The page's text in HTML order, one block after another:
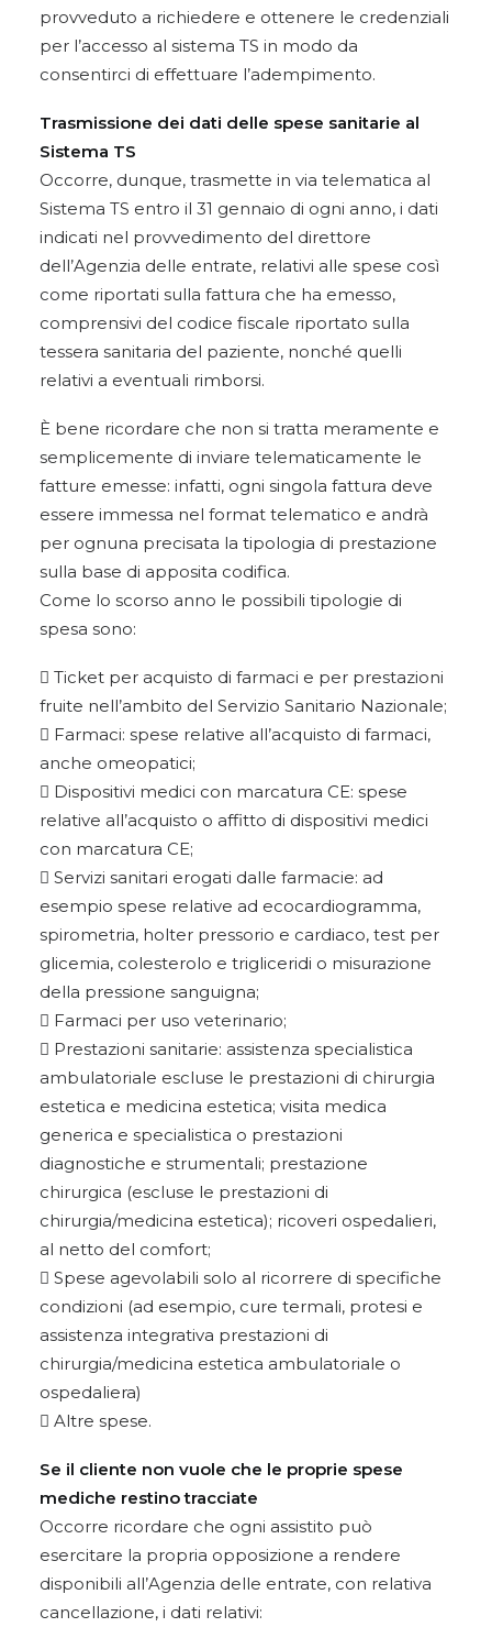
provveduto a richiedere e ottenere le credenziali
per l’accesso al sistema TS in modo da
consentirci di effettuare l’adempimento.
Trasmissione dei dati delle spese sanitarie al
Sistema TS
Occorre, dunque, trasmette in via telematica al
Sistema TS entro il 31 gennaio di ogni anno, i dati
indicati nel provvedimento del direttore
dell’Agenzia delle entrate, relativi alle spese così
come riportati sulla fattura che ha emesso,
comprensivi del codice fiscale riportato sulla
tessera sanitaria del paziente, nonché quelli
relativi a eventuali rimborsi.
È bene ricordare che non si tratta meramente e
semplicemente di inviare telematicamente le
fatture emesse: infatti, ogni singola fattura deve
essere immessa nel format telematico e andrà
per ognuna precisata la tipologia di prestazione
sulla base di apposita codifica.
Come lo scorso anno le possibili tipologie di
spesa sono:
 Ticket per acquisto di farmaci e per prestazioni
fruite nell’ambito del Servizio Sanitario Nazionale;
 Farmaci: spese relative all’acquisto di farmaci,
anche omeopatici;
 Dispositivi medici con marcatura CE: spese
relative all’acquisto o affitto di dispositivi medici
con marcatura CE;
 Servizi sanitari erogati dalle farmacie: ad
esempio spese relative ad ecocardiogramma,
spirometria, holter pressorio e cardiaco, test per
glicemia, colesterolo e trigliceridi o misurazione
della pressione sanguigna;
 Farmaci per uso veterinario;
 Prestazioni sanitarie: assistenza specialistica
ambulatoriale escluse le prestazioni di chirurgia
estetica e medicina estetica; visita medica
generica e specialistica o prestazioni
diagnostiche e strumentali; prestazione
chirurgica (escluse le prestazioni di
chirurgia/medicina estetica); ricoveri ospedalieri,
al netto del comfort;
 Spese agevolabili solo al ricorrere di specifiche
condizioni (ad esempio, cure termali, protesi e
assistenza integrativa prestazioni di
chirurgia/medicina estetica ambulatoriale o
ospedaliera)
 Altre spese.
Se il cliente non vuole che le proprie spese
mediche restino tracciate
Occorre ricordare che ogni assistito può
esercitare la propria opposizione a rendere
disponibili all’Agenzia delle entrate, con relativa
cancellazione, i dati relativi: